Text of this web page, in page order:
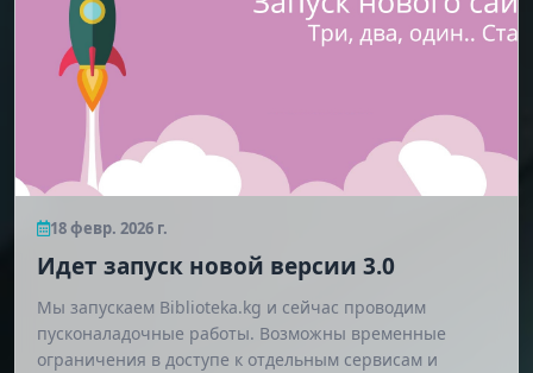
18 февр. 2026 г.
Идет запуск новой версии 3.0
Мы запускаем Biblioteka.kg и сейчас проводим
пусконаладочные работы. Возможны временные
ограничения в доступе к отдельным сервисам и